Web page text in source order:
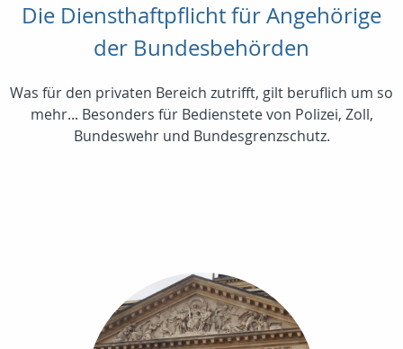
Die Diensthaftpflicht für Angehörige
der Bundesbehörden
Was für den privaten Bereich zutrifft, gilt beruflich um so
mehr... Besonders für Bedienstete von Polizei, Zoll,
Bundeswehr und Bundesgrenzschutz.